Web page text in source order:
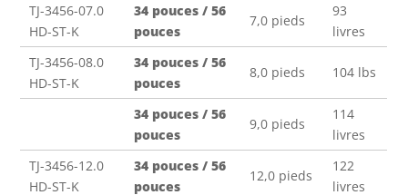
TJ-3456-07.0
HD-ST-K
34 pouces / 56
pouces
7,0 pieds
93
livres
TJ-3456-08.0
HD-ST-K
34 pouces / 56
pouces
8,0 pieds 104 lbs
34 pouces / 56
pouces
9,0 pieds
114
livres
TJ-3456-12.0
HD-ST-K
34 pouces / 56
pouces
12,0 pieds
122
livres